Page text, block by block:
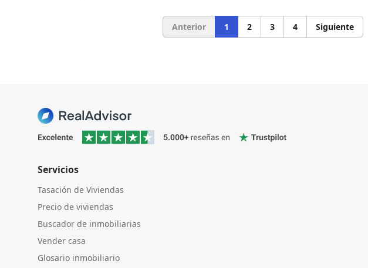
Anterior 1 2 3 4 Siguiente
Servicios
Tasación de Viviendas
Precio de viviendas
Buscador de inmobiliarias
Vender casa
Glosario inmobiliario